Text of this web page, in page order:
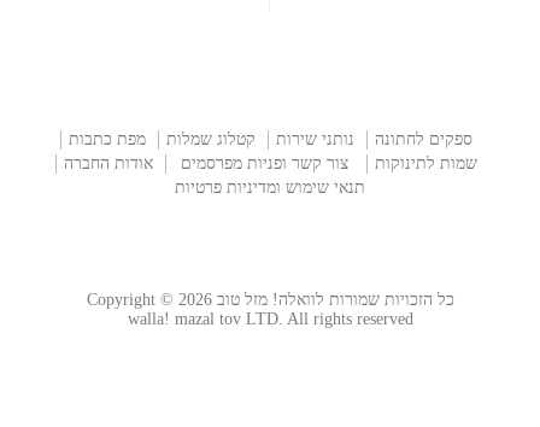
ספקים לחתונה נותני שירות קטלוג שמלות
מפת כתבות
שמות לתינוקות
צור קשר ופניות מפרסמים
אודות החברה
תנאי שימוש ומדיניות פרטיות
כל הזכויות שמורות לוואלה! מזל טוב Copyright © 2026
walla! mazal tov LTD. All rights reserved